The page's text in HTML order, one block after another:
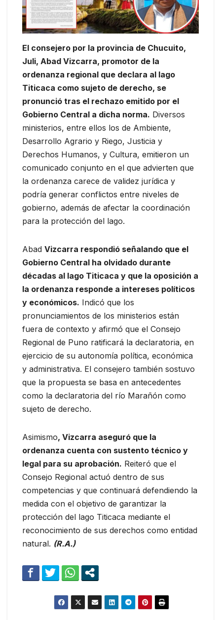
El consejero por la provincia de Chucuito,
Juli, Abad Vizcarra, promotor de la
ordenanza regional que declara al lago
Titicaca como sujeto de derecho, se
pronunció tras el rechazo emitido por el
Gobierno Central a dicha norma. Diversos
ministerios, entre ellos los de Ambiente,
Desarrollo Agrario y Riego, Justicia y
Derechos Humanos, y Cultura, emitieron un
comunicado conjunto en el que advierten que
la ordenanza carece de validez jurídica y
podría generar conflictos entre niveles de
gobierno, además de afectar la coordinación
para la protección del lago.
Abad Vizcarra respondió señalando que el
Gobierno Central ha olvidado durante
décadas al lago Titicaca y que la oposición a
la ordenanza responde a intereses políticos
y económicos. Indicó que los
pronunciamientos de los ministerios están
fuera de contexto y afirmó que el Consejo
Regional de Puno ratificará la declaratoria, en
ejercicio de su autonomía política, económica
y administrativa. El consejero también sostuvo
que la propuesta se basa en antecedentes
como la declaratoria del río Marañón como
sujeto de derecho.
Asimismo, Vizcarra aseguró que la
ordenanza cuenta con sustento técnico y
legal para su aprobación. Reiteró que el
Consejo Regional actuó dentro de sus
competencias y que continuará defendiendo la
medida con el objetivo de garantizar la
protección del lago Titicaca mediante el
reconocimiento de sus derechos como entidad
natural. (R.A.)